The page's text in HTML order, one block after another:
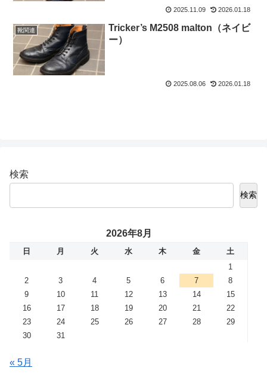
2025.11.09 2026.01.18
靴関連
Tricker’s M2508 malton（ネイビ
ー）
2025.08.06 2026.01.18
検索
検索
2026年8月
日 月 火 水 木 金
土
1
2
3 4 5 6 7
8
9
10 11 12 13 14
15
16
17 18 19 20 21
22
23
24 25 26 27 28
29
30
31
« 5月